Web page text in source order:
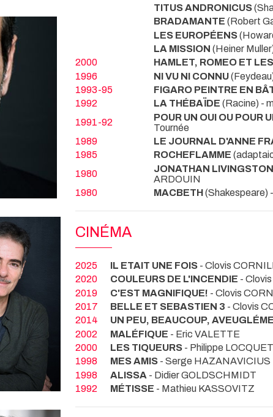
TITUS ANDRONICUS
BRADAMANTE (Robert
LES EUROPÉENS
LA MISSION (Heiner
2000
HAMLET, ROMEO ET
1996
NI VU NI CONNU
1993-95
FIGARO PEINTRE EN
1992
LA THÉBAÏDE (Racine) -
1991-92
POUR UN OUI OU POUR
Tournée
1989
LE JOURNAL D'ANNE
1985
ROCHEFLAMME
1980
JONATHAN
ARDOUIN
1980
MACBETH(Shakespeare)
CINÉMA
2025 IL ETAIT UNE FOIS - Clovis
2020
COULEURS DE L'INCENDIE -
2019
C'EST MAGNIFIQUE! - Clovis
2017
BELLE ET SEBASTIEN 3 - Clovis
2014
UN PEU, BEAUCOUP,
2002
MALÉFIQUE - Eric VALETTE
2000
LES TIQUEURS - Philippe LOCQUET
1998
MES AMIS - Serge HAZANAVICIUS
1998
ALISSA - Didier GOLDSCHMIDT
1992
MÉTISSE - Mathieu KASSOVITZ